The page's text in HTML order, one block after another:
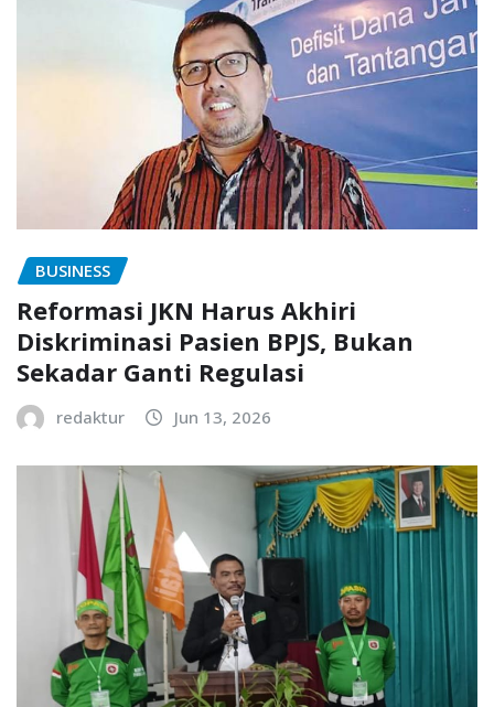
BUSINESS
Reformasi JKN Harus Akhiri
Diskriminasi Pasien BPJS, Bukan
Sekadar Ganti Regulasi
redaktur Jun 13, 2026